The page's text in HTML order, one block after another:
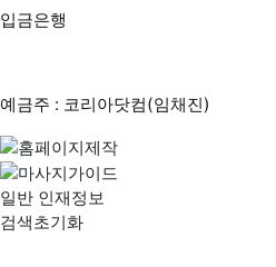
입금은행
예금주 : 코리아닷컴(임채진)
일반 인재정보
검색초기화